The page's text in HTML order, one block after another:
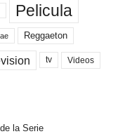
Pelicula
Reggaeton
tv Videos
la Serie